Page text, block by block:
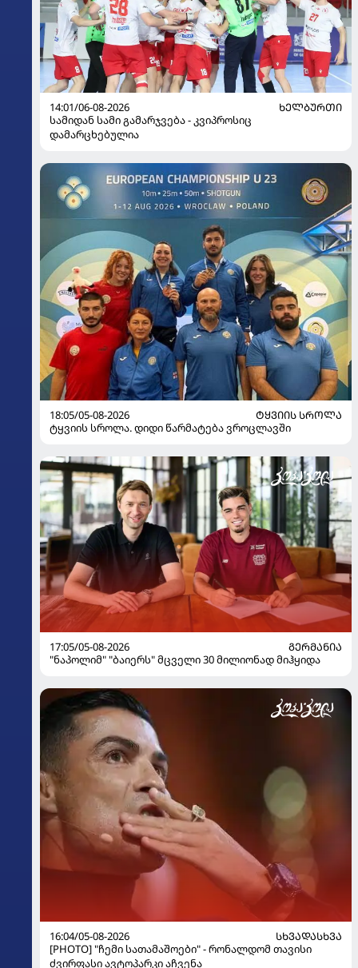
14:01/06-08-2026
ᲮᲔᲚᲑᲣᲠᲗᲘ
სამიდან სამი გამარჯვება - კვიპროსიც
დამარცხებულია
18:05/05-08-2026
ᲢᲧᲕᲘᲘᲡ ᲡᲠᲝᲚᲐ
ტყვიის სროლა. დიდი წარმატება ვროცლავში
17:05/05-08-2026
ᲒᲔᲠᲛᲐᲜᲘᲐ
"ნაპოლიმ" "ბაიერს" მცველი 30 მილიონად მიჰყიდა
16:04/05-08-2026
ᲡᲮᲕᲐᲓᲐᲡᲮᲕᲐ
[PHOTO] "ჩემი სათამაშოები" - რონალდომ თავისი
ძვირფასი ავტოპარკი აჩვენა